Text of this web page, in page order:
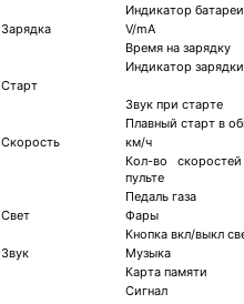
Индикатор батареи
Зарядка
V/mA
Время на зарядку
Индикатор зарядки
Старт
Звук при старте
Плавный старт в
Скорость
км/ч
Кол-во
пульте
Педаль газа
Свет
Фары
Кнопка вкл/выкл
Звук
Музыка
Карта памяти
Сигнал